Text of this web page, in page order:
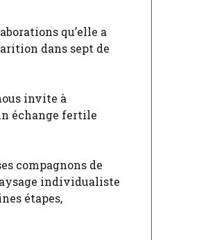
qu’elle a
dans sept de
invite à
échange fertile
compagnons de
individualiste
étapes,